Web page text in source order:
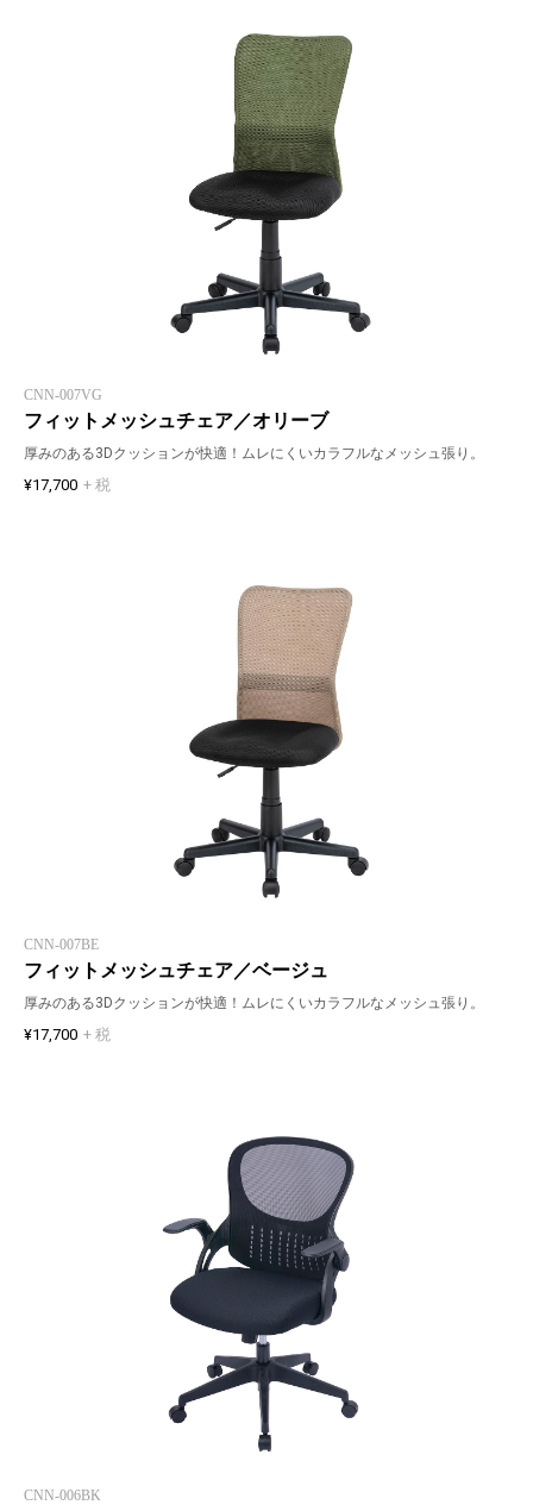
CNN-007VG
フィットメッシュチェア／オリーブ
厚みのある3Dクッションが快適！ムレにくいカラフルなメッシュ張り。
¥17,700 + 税
CNN-007BE
フィットメッシュチェア／ベージュ
厚みのある3Dクッションが快適！ムレにくいカラフルなメッシュ張り。
¥17,700 + 税
CNN-006BK